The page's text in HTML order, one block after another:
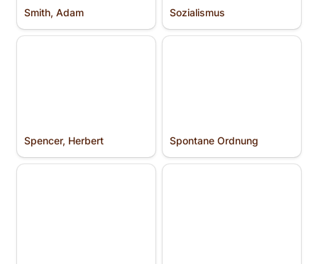
Smith, Adam Sozialismus
Spencer, Herbert
Spencer, Herbert
Spontane Ordnung
Spontane Ordnung
Städte Start-Ups